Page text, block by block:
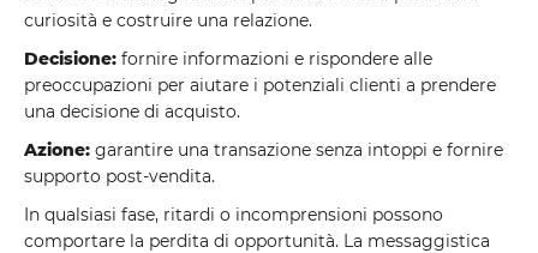
curiosità e costruire una relazione.
Decisione: fornire informazioni e rispondere alle
preoccupazioni per aiutare i potenziali clienti a prendere
una decisione di acquisto.
Azione: garantire una transazione senza intoppi e fornire
supporto post-vendita.
In qualsiasi fase, ritardi o incomprensioni possono
comportare la perdita di opportunità. La messaggistica